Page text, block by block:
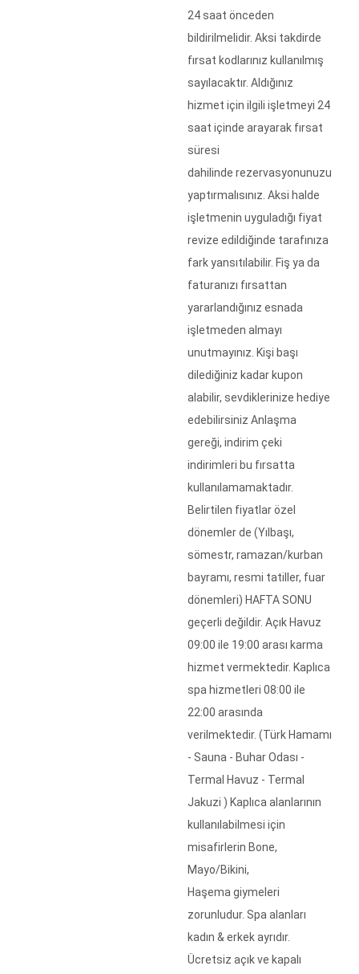
24 saat önceden
bildirilmelidir. Aksi takdirde
fırsat kodlarınız kullanılmış
sayılacaktır. Aldığınız
hizmet için ilgili işletmeyi 24
saat içinde arayarak fırsat
süresi
dahilinde rezervasyonunuzu
yaptırmalısınız. Aksi halde
işletmenin uyguladığı fiyat
revize edildiğinde tarafınıza
fark yansıtılabilir. Fiş ya da
faturanızı fırsattan
yararlandığınız esnada
işletmeden almayı
unutmayınız. Kişi başı
dilediğiniz kadar kupon
alabilir, sevdiklerinize hediye
edebilirsiniz Anlaşma
gereği, indirim çeki
indirimleri bu fırsatta
kullanılamamaktadır.
Belirtilen fiyatlar özel
dönemler de (Yılbaşı,
sömestr, ramazan/kurban
bayramı, resmi tatiller, fuar
dönemleri) HAFTA SONU
geçerli değildir. Açık Havuz
09:00 ile 19:00 arası karma
hizmet vermektedir. Kaplıca
spa hizmetleri 08:00 ile
22:00 arasında
verilmektedir. (Türk Hamamı
- Sauna - Buhar Odası -
Termal Havuz - Termal
Jakuzi ) Kaplıca alanlarının
kullanılabilmesi için
misafirlerin Bone,
Mayo/Bikini,
Haşema giymeleri
zorunludur. Spa alanları
kadın & erkek ayrıdır.
Ücretsiz açık ve kapalı